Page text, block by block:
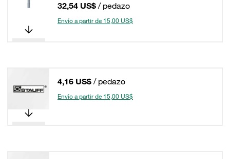
32,54 US$ / pedazo
Envío a partir de 15,00 US$
4,16 US$ / pedazo
Envío a partir de 15,00 US$